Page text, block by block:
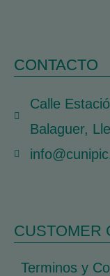
CONTACTO
Calle
Balaguer,
CUSTOMER
Terminos y